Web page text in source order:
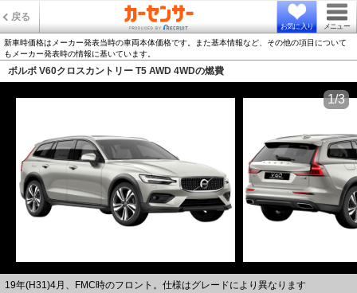
戻る
お気に入り メニュー
新車時価格はメーカー発表当時の車両本体価格です。また基本情報など、その他の項目について
もメーカー発表時の情報に基いています。
ボルボ V60クロスカントリー T5 AWD 4WDの燃費
19年(H31)4月、FMC時のフロント。仕様はグレードにより異なります
1/3